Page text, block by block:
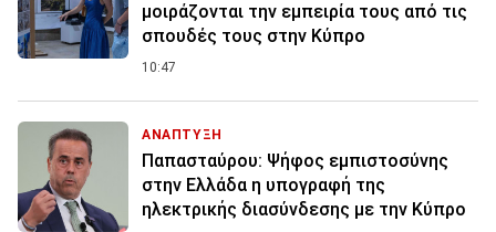
μοιράζονται την εμπειρία τους από τις
σπουδές τους στην Κύπρο
10:47
ΑΝΑΠΤΥΞΗ
Παπασταύρου: Ψήφος εμπιστοσύνης
στην Ελλάδα η υπογραφή της
ηλεκτρικής διασύνδεσης με την Κύπρο